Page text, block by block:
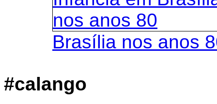
Brasília nos anos
#calango